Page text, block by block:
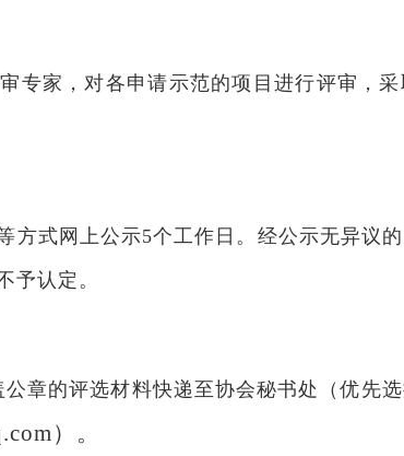
专家，对各申请示范的项目进行评审，
方式网上公示5个工作日。经公示无异议
予认定。
章的评选材料快递至协会秘书处（优先
）。